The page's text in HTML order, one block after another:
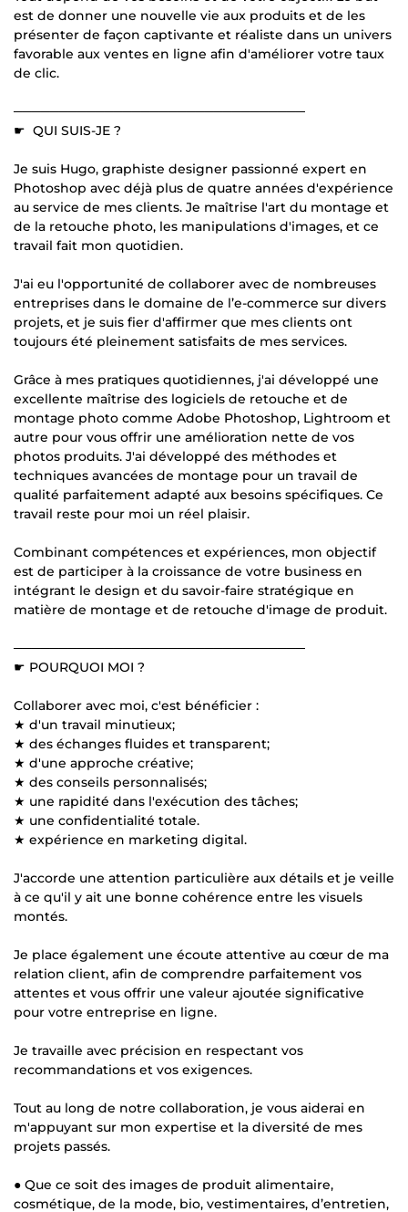
est de donner une nouvelle vie aux produits et de les
présenter de façon captivante et réaliste dans un univers
favorable aux ventes en ligne afin d'améliorer votre taux
de clic.
────────────────────────────────
☛ QUI SUIS-JE ?
Je suis Hugo, graphiste designer passionné expert en
Photoshop avec déjà plus de quatre années d'expérience
au service de mes clients. Je maîtrise l'art du montage et
de la retouche photo, les manipulations d'images, et ce
travail fait mon quotidien.
J'ai eu l'opportunité de collaborer avec de nombreuses
entreprises dans le domaine de l’e-commerce sur divers
projets, et je suis fier d'affirmer que mes clients ont
toujours été pleinement satisfaits de mes services.
Grâce à mes pratiques quotidiennes, j'ai développé une
excellente maîtrise des logiciels de retouche et de
montage photo comme Adobe Photoshop, Lightroom et
autre pour vous offrir une amélioration nette de vos
photos produits. J'ai développé des méthodes et
techniques avancées de montage pour un travail de
qualité parfaitement adapté aux besoins spécifiques. Ce
travail reste pour moi un réel plaisir.
Combinant compétences et expériences, mon objectif
est de participer à la croissance de votre business en
intégrant le design et du savoir-faire stratégique en
matière de montage et de retouche d'image de produit.
────────────────────────────────
☛ POURQUOI MOI ?
Collaborer avec moi, c'est bénéficier :
★ d'un travail minutieux;
★ des échanges fluides et transparent;
★ d'une approche créative;
★ des conseils personnalisés;
★ une rapidité dans l'exécution des tâches;
★ une confidentialité totale.
★ expérience en marketing digital.
J'accorde une attention particulière aux détails et je veille
à ce qu'il y ait une bonne cohérence entre les visuels
montés.
Je place également une écoute attentive au cœur de ma
relation client, afin de comprendre parfaitement vos
attentes et vous offrir une valeur ajoutée significative
pour votre entreprise en ligne.
Je travaille avec précision en respectant vos
recommandations et vos exigences.
Tout au long de notre collaboration, je vous aiderai en
m'appuyant sur mon expertise et la diversité de mes
projets passés.
● Que ce soit des images de produit alimentaire,
cosmétique, de la mode, bio, vestimentaires, d’entretien,